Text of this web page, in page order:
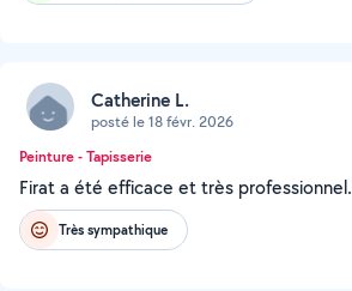
Catherine L.
posté le 18 févr. 2026
Peinture - Tapisserie
Firat a été efficace et très professionnel.
Très sympathique